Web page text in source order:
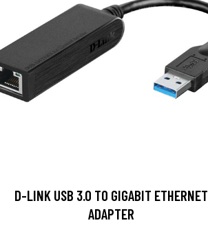
D-LINK USB 3.0 TO GIGABIT ETHERNET
ADAPTER